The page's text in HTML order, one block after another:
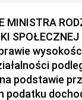
MINISTRA
podstawie
podatku